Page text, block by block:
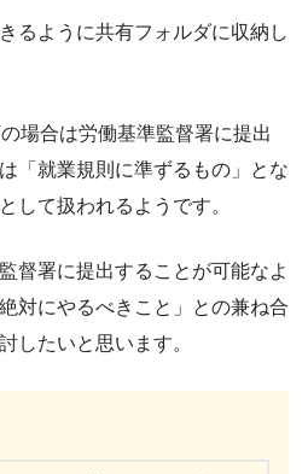
るように共有フォルダに収納し
場合は労働基準監督署に提出
「就業規則に準ずるもの」とな
して扱われるようです。
督署に提出することが可能なよ
対にやるべきこと」との兼ね合
したいと思います。